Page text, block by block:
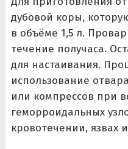
дубовой коры,
в объёме 1,5 л.
течение получаса.
для настаивания.
использование
или компрессов при
геморроидальных
кровотечении, язвах